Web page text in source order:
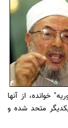
خوانده، از آنها
متحد شده و